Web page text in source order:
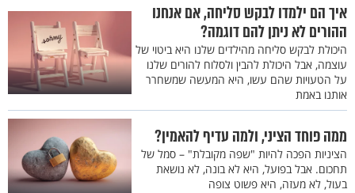
איך הם ילמדו לבקש סליחה, אם אנחנו
ההורים לא ניתן להם דוגמה?
היכולת לבקש סליחה מהילדים שלנו היא ביטוי של
עוצמה, אבל היכולת להבין ולסלוח להורים שלנו
על הטעויות שהם עשו, היא המעשה שמשחרר
אותנו באמת
ממה פוחד הציני, ולמה עדיף להאמין?
הציניות הפכה להיות "שפה מקובלת" – סמל של
תחכום. אבל בפועל, היא לא בונה, לא נושאת
בעול, לא מעזה, היא פשוט צופה